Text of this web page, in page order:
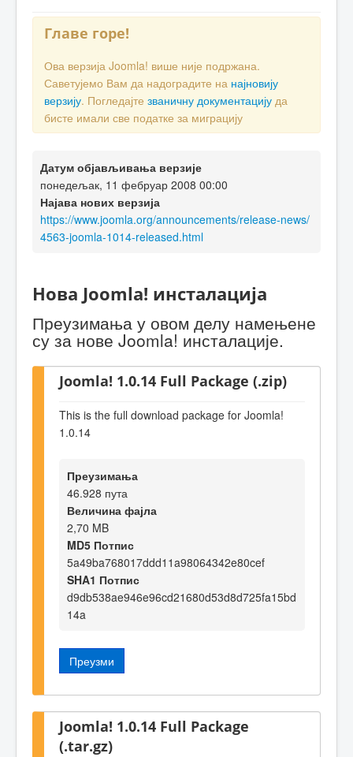
Главе горе!
Ова верзија Joomla! више није подржана.
Саветујемо Вам да надоградите на најновију
верзију. Погледајте званичну документацију да
бисте имали све податке за миграцију
Датум објављивања верзије
понедељак, 11 фебруар 2008 00:00
Најава нових верзија
https://www.joomla.org/announcements/release-news/
4563-joomla-1014-released.html
Нова Joomla! инсталација
Преузимања у овом делу намењене
су за нове Joomla! инсталације.
Joomla! 1.0.14 Full Package (.zip)
This is the full download package for Joomla!
1.0.14
Преузимања
46.928 пута
Величина фајла
2,70 MB
MD5 Потпис
5a49ba768017ddd11a98064342e80cef
SHA1 Потпис
d9db538ae946e96cd21680d53d8d725fa15bd
14a
Преузми
Joomla! 1.0.14 Full Package
(.tar.gz)